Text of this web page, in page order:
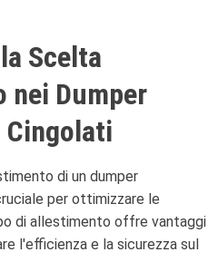
Scelta
nei Dumper
Cingolati
di un dumper
per ottimizzare le
di allestimento offre vantaggi
l'efficienza e la sicurezza sul